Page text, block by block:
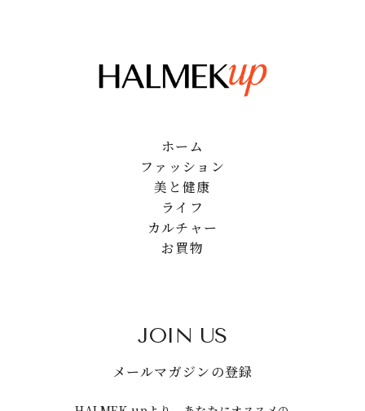
ホーム
ファッション
美と健康
ライフ
カルチャー
お買物
JOIN US
メールマガジンの登録